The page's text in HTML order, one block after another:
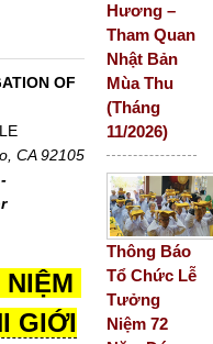
OF
CA 92105
GIỚI
Hương –
Tham Quan
Nhật Bản
Mùa Thu
(Tháng
11/2026)
Thông Báo
Tổ Chức Lễ
Tưởng
Niệm 72